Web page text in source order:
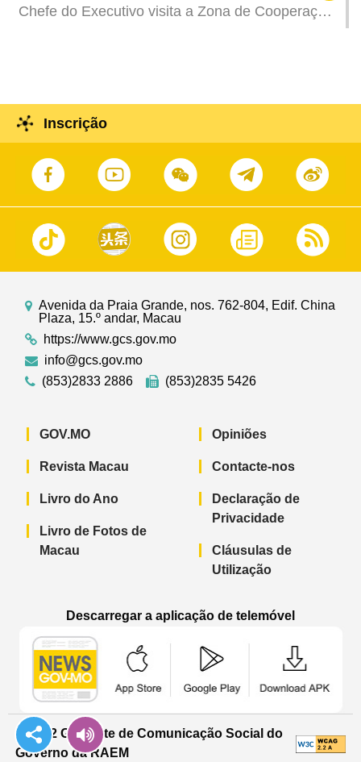
Chefe do Executivo visita a Zona de Cooperação
Inscrição
Avenida da Praia Grande, nos. 762-804, Edif. China
Plaza, 15.º andar, Macau
https://www.gcs.gov.mo
info@gcs.gov.mo
(853)2833 2886
(853)2835 5426
GOV.MO
Revista Macau
Livro do Ano
Livro de Fotos de
Macau
Opiniões
Contacte-nos
Declaração de
Privacidade
Cláusulas de
Utilização
Descarregar a aplicação de telemóvel
© 2022 Gabinete de Comunicação Social do
Governo da RAEM